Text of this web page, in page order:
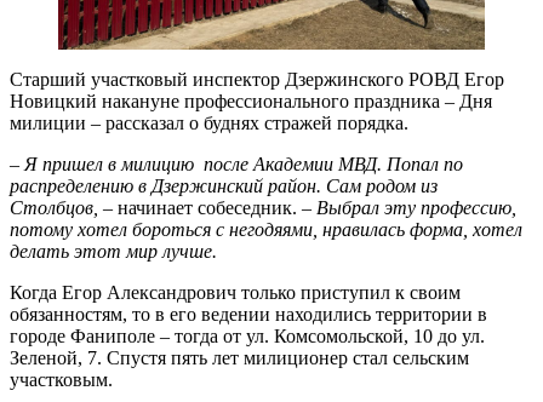
Старший участковый инспектор Дзержинского РОВД Егор
Новицкий накануне профессионального праздника – Дня
милиции – рассказал о буднях стражей порядка.
– Я пришел в милицию после Академии МВД. Попал по
распределению в Дзержинский район. Сам родом из
Столбцов, – начинает собеседник. – Выбрал эту профессию,
потому хотел бороться с негодяями, нравилась форма, хотел
делать этот мир лучше.
Когда Егор Александрович только приступил к своим
обязанностям, то в его ведении находились территории в
городе Фаниполе – тогда от ул. Комсомольской, 10 до ул.
Зеленой, 7. Спустя пять лет милиционер стал сельским
участковым.